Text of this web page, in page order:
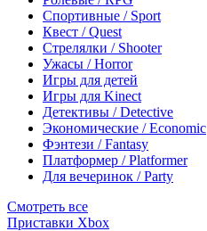
Спортивные / Sport
Квест / Quest
Стрелялки / Shooter
Ужасы / Horror
Игры для детей
Игры для Kinect
Детективы / Detective
Экономические / Economic
Фэнтези / Fantasy
Платформер / Platformer
Для вечеринок / Party
Смотреть все
Приставки Xbox